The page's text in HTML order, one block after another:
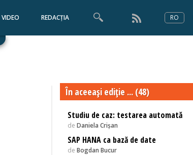
VIDEO REDACȚIA RO
În aceeaşi ediţie ... (48)
Studiu de caz: testarea automată
de Daniela Crișan
SAP HANA ca bază de date
de Bogdan Bucur